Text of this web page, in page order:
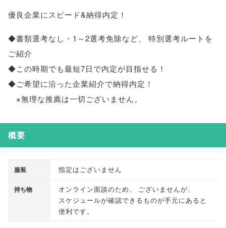
優良企業にスピード&納得内定！
◆書類選考なし・1～2選考免除など、
特別選考ルートを
ご紹介
◆この時期でも最短7日で内定が目指せる！
◆ご希望に沿った企業紹介で納得内定！
※無理な推薦は一切ございません。
概要
服装 指定はございません
持ち物 オンライン面談のため、 ございませんが、
スケジュールが確認できるものが手元にあると
便利です。